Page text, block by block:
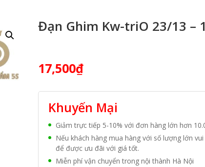
Đạn Ghim Kw-triO 23/13 –
17,500₫
Khuyến Mại
Giảm trực tiếp 5-10% với đơn hàng lớn hơn
Nếu khách hàng mua hàng với số lượng lớn
để được ưu đãi với giá tốt.
Miễn phí vận chuyển trong nội thành Hà Nội